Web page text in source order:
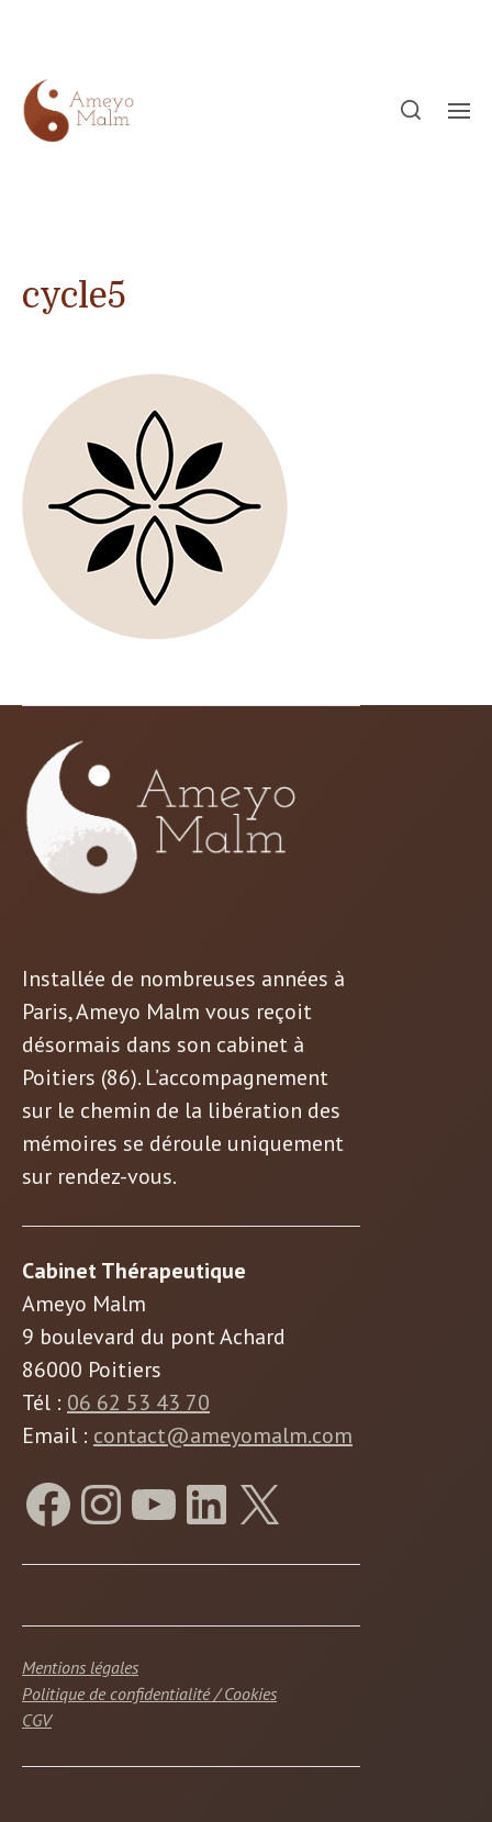
cycle5
Installée de nombreuses années à
Paris, Ameyo Malm vous reçoit
désormais dans son cabinet à
Poitiers (86). L’accompagnement
sur le chemin de la libération des
mémoires se déroule uniquement
sur rendez-vous.
Cabinet Thérapeutique
Ameyo Malm
9 boulevard du pont Achard
86000 Poitiers
Tél : 06 62 53 43 70
Email : contact@ameyomalm.com
Mentions légales
Politique de confidentialité / Cookies
CGV